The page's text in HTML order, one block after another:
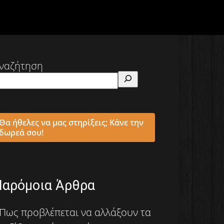
ήθελες να μας στηρίξεις; Κάνε την
σου!
Άρθρα
προβλέπεται να αλλάξουν τα